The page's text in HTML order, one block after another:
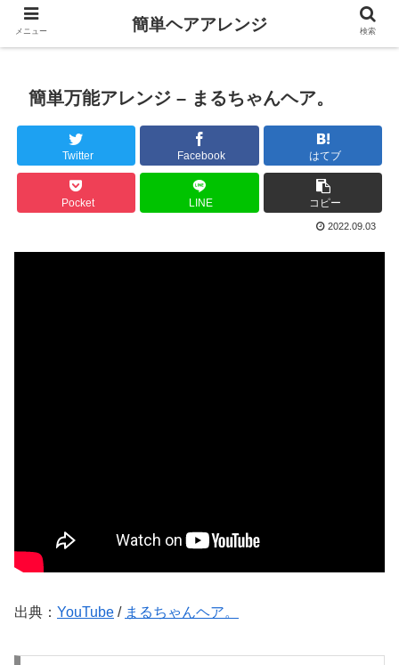
簡単万能アレンジ – まるちゃんヘア。
Twitter Facebook はてブ
Pocket LINE コピー
2022.09.03
出典： YouTube / まるちゃんヘア。
メニュー 簡単ヘアアレンジ 検索